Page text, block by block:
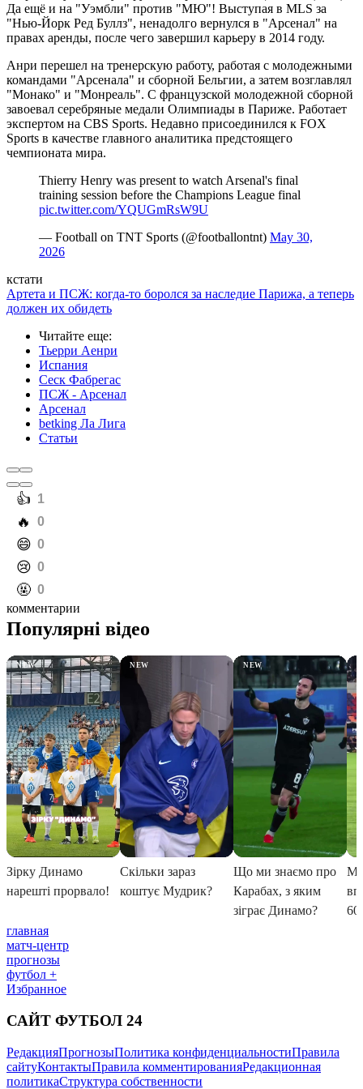
Да ещё и на "Уэмбли" против "МЮ"! Выступая в MLS за
"Нью-Йорк Ред Буллз", ненадолго вернулся в "Арсенал" на
правах аренды, после чего завершил карьеру в 2014 году.
Анри перешел на тренерскую работу, работая с молодежными
командами "Арсенала" и сборной Бельгии, а затем возглавлял
"Монако" и "Монреаль". С французской молодежной сборной
завоевал серебряные медали Олимпиады в Париже. Работает
экспертом на CBS Sports. Недавно присоединился к FOX
Sports в качестве главного аналитика предстоящего
чемпионата мира.
Thierry Henry was present to watch Arsenal's final
training session before the Champions League final ️
pic.twitter.com/YQUGmRsW9U
— Football on TNT Sports (@footballontnt) May 30,
2026
кстати
Артета и ПСЖ: когда-то боролся за наследие Парижа, а теперь
должен их обидеть
Читайте еще:
Тьерри Аенри
Испания
Сеск Фабрегас
ПСЖ - Арсенал
Арсенал
betking Ла Лига
Статьи
️👍 1
️🔥 0
️😄 0
️😢 0
️🤬 0
комментарии
главная
матч-центр
прогнозы
футбол +
Избранное
САЙТ ФУТБОЛ 24
РедакцияПрогнозыПолитика конфиденциальностиПравила
сайтуКонтактыПравила комментированияРедакционная
политикаСтруктура собственности